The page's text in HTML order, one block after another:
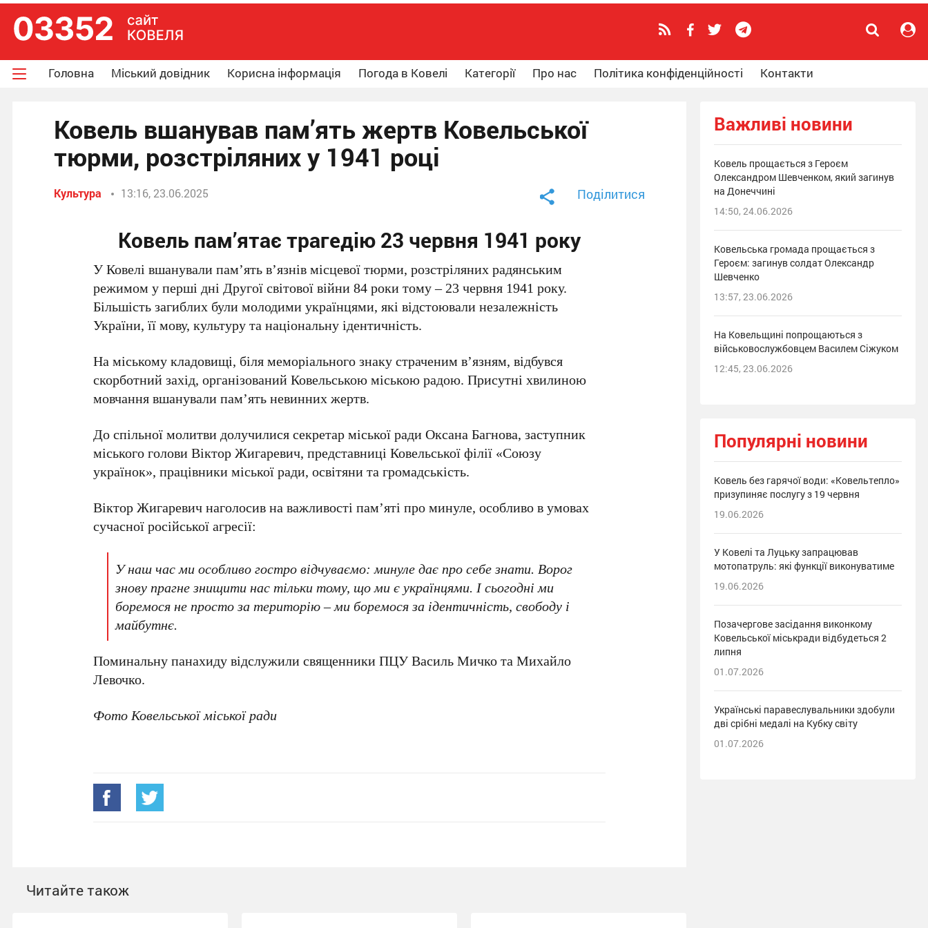
Головна Міський довідник Корисна інформація Погода в Ковелі Категорії Про нас Політика конфіденційності Контакти
Ковель вшанував пам’ять жертв Ковельської
тюрми, розстріляних у 1941 році
Культура 13:16, 23.06.2025 Поділитися
Ковель пам’ятає трагедію 23 червня 1941 року
У Ковелі вшанували пам’ять в’язнів місцевої тюрми, розстріляних радянським
режимом у перші дні Другої світової війни 84 роки тому – 23 червня 1941 року.
Більшість загиблих були молодими українцями, які відстоювали незалежність
України, її мову, культуру та національну ідентичність.
На міському кладовищі, біля меморіального знаку страченим в’язням, відбувся
скорботний захід, організований Ковельською міською радою. Присутні хвилиною
мовчання вшанували пам’ять невинних жертв.
До спільної молитви долучилися секретар міської ради Оксана Багнова, заступник
міського голови Віктор Жигаревич, представниці Ковельської філії «Союзу
українок», працівники міської ради, освітяни та громадськість.
Віктор Жигаревич наголосив на важливості пам’яті про минуле, особливо в умовах
сучасної російської агресії:
У наш час ми особливо гостро відчуваємо: минуле дає про себе знати. Ворог
знову прагне знищити нас тільки тому, що ми є українцями. І сьогодні ми
боремося не просто за територію – ми боремося за ідентичність, свободу і
майбутнє.
Поминальну панахиду відслужили священники ПЦУ Василь Мичко та Михайло
Левочко.
Фото Ковельської міської ради
Читайте також
Важливі новини
Ковель прощається з Героєм
Олександром Шевченком, який загинув
на Донеччині
14:50, 24.06.2026
Ковельська громада прощається з
Героєм: загинув солдат Олександр
Шевченко
13:57, 23.06.2026
На Ковельщині попрощаються з
військовослужбовцем Василем Сіжуком
12:45, 23.06.2026
Популярні новини
Ковель без гарячої води: «Ковельтепло»
призупиняє послугу з 19 червня
19.06.2026
У Ковелі та Луцьку запрацював
мотопатруль: які функції виконуватиме
19.06.2026
Позачергове засідання виконкому
Ковельської міськради відбудеться 2
липня
01.07.2026
Українські паравеслувальники здобули
дві срібні медалі на Кубку світу
01.07.2026